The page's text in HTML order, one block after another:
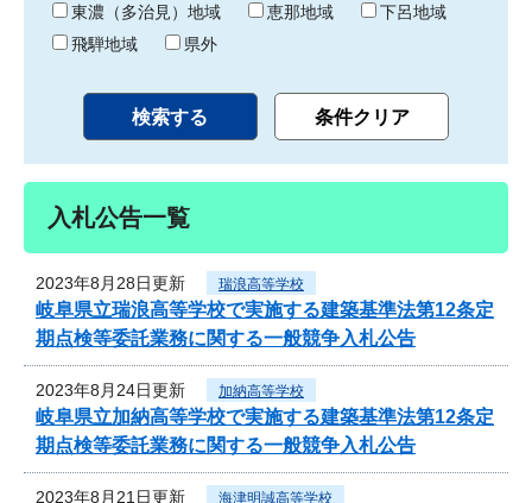
東濃（多治見）地域
恵那地域
下呂地域
飛騨地域
県外
入札公告一覧
2023年8月28日更新 瑞浪高等学校
岐阜県立瑞浪高等学校で実施する建築基準法第12条定
期点検等委託業務に関する一般競争入札公告
2023年8月24日更新 加納高等学校
岐阜県立加納高等学校で実施する建築基準法第12条定
期点検等委託業務に関する一般競争入札公告
2023年8月21日更新 海津明誠高等学校